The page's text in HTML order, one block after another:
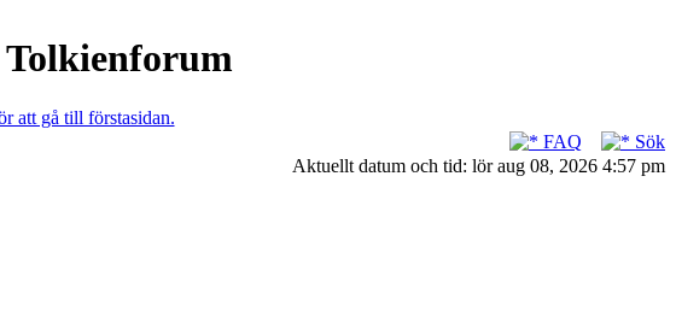
Tolkienforum
att gå till förstasidan.
FAQ
Sök
Aktuellt datum och tid: lör aug 08, 2026 4:57 pm